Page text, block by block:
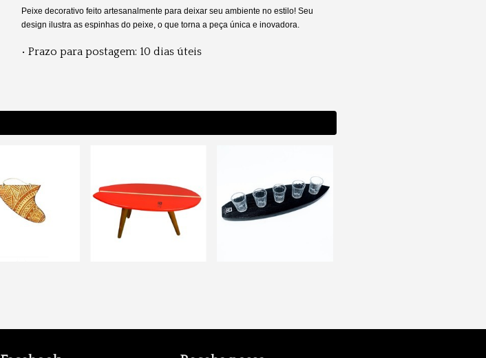
Peixe decorativo feito artesanalmente para deixar seu ambiente no estilo! Seu
design ilustra as espinhas do peixe, o que torna a peça única e inovadora.
• Prazo para postagem: 10 dias úteis